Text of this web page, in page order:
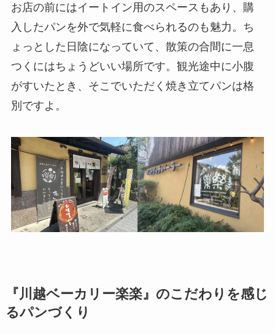
お店の前にはイートイン用のスペースもあり、購
入したパンを外で気軽に食べられるのも魅力。ち
ょっとした日陰になっていて、散策の合間に一息
つくにはちょうどいい場所です。観光途中に小腹
がすいたとき、そこでいただく焼き立てパンは格
別ですよ。
『川越ベーカリー楽楽』のこだわりを感じ
るパンづくり